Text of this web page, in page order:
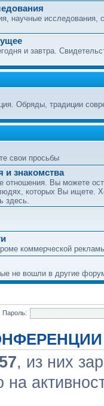
научные исследования,
и завтра.
Обряды, традиции
свои просьбы
знакомства
отношения. Вы можете
которых Вы ищете.
здесь.
коммерческой
не вошли в другие
Пароль:
57, из них
на